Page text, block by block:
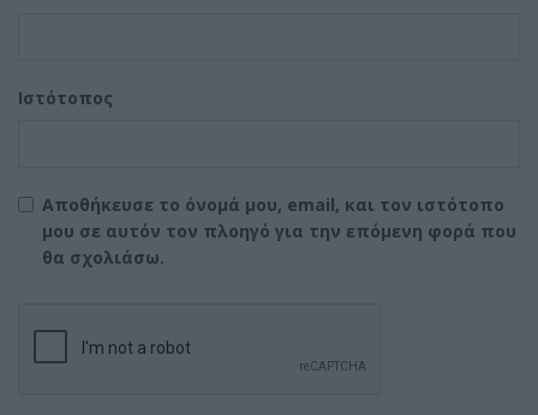
Ιστότοπος
Αποθήκευσε το όνομά μου, email, και τον ιστότοπο
μου σε αυτόν τον πλοηγό για την επόμενη φορά που
θα σχολιάσω.